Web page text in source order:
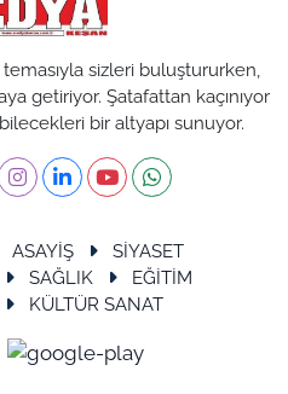
sizleri buluştururken,
getiriyor. Şatafattan kaçınıyor
bir altyapı sunuyor.
ASAYİŞ
SİYASET
SAĞLIK
EĞİTİM
KÜLTÜR SANAT